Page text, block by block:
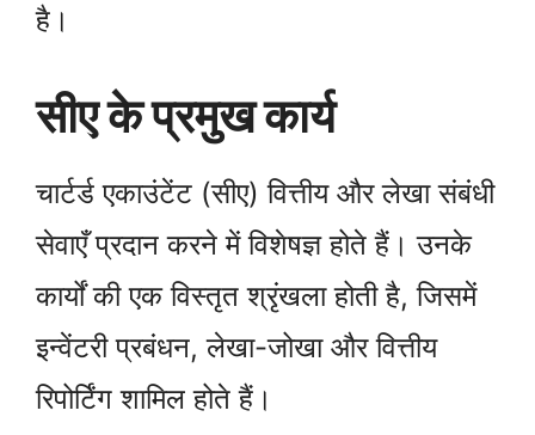
है।
सीए के प्रमुख कार्य
चार्टर्ड एकाउंटेंट (सीए) वित्तीय और लेखा संबंधी
सेवाएँ प्रदान करने में विशेषज्ञ होते हैं। उनके
कार्यों की एक विस्तृत श्रृंखला होती है, जिसमें
इन्वेंटरी प्रबंधन, लेखा-जोखा और वित्तीय
रिपोर्टिंग शामिल होते हैं।